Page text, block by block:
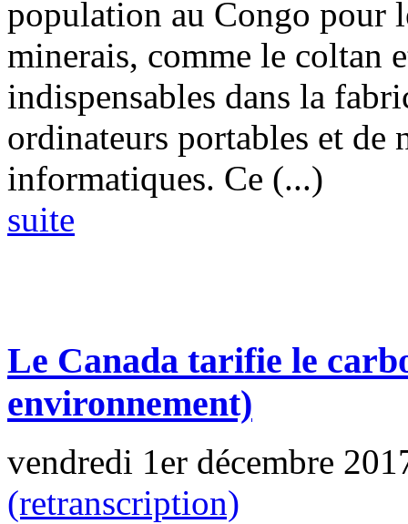
population au Congo pour
minerais, comme le coltan
indispensables dans la
ordinateurs portables et de
informatiques. Ce (...)
suite
Le Canada tarifie le
environnement)
vendredi 1er décembre
(retranscription)